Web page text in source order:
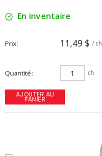
En inventaire
Prix 11,49 $ / ch
Quantité ch
AJOUTER AU
PANIER